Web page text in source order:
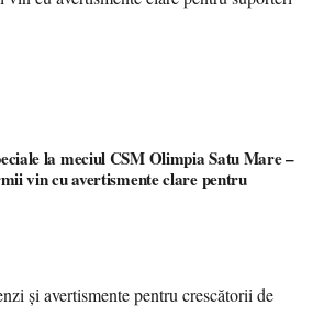
la meciul CSM Olimpia Satu Mare –
vin cu avertismente clare pentru